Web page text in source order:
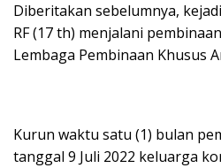
Diberitakan sebelumnya,
RF (17 th) menjalani
Lembaga Pembinaan Khusus
Kurun waktu satu (1) bulan
tanggal 9 Juli 2022 keluarga